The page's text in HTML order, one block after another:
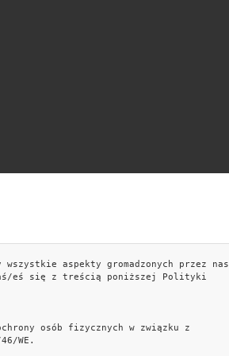
Facebook
aspekty gromadzonych przez nas
eś się z treścią poniższej Polityki
osób fizycznych w związku z
WE.